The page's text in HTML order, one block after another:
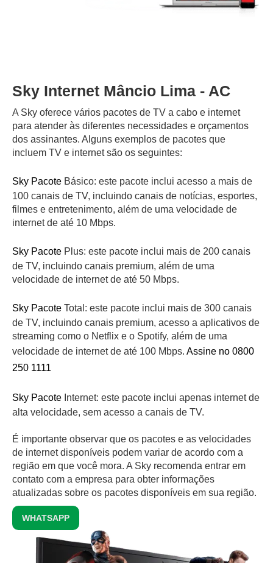
Sky Internet Mâncio Lima - AC
A Sky oferece vários pacotes de TV a cabo e internet
para atender às diferentes necessidades e orçamentos
dos assinantes. Alguns exemplos de pacotes que
incluem TV e internet são os seguintes:
Sky Pacote Básico: este pacote inclui acesso a mais de
100 canais de TV, incluindo canais de notícias, esportes,
filmes e entretenimento, além de uma velocidade de
internet de até 10 Mbps.
Sky Pacote Plus: este pacote inclui mais de 200 canais
de TV, incluindo canais premium, além de uma
velocidade de internet de até 50 Mbps.
Sky Pacote Total: este pacote inclui mais de 300 canais
de TV, incluindo canais premium, acesso a aplicativos de
streaming como o Netflix e o Spotify, além de uma
velocidade de internet de até 100 Mbps. Assine no 0800
250 1111
Sky Pacote Internet: este pacote inclui apenas internet de
alta velocidade, sem acesso a canais de TV.
É importante observar que os pacotes e as velocidades
de internet disponíveis podem variar de acordo com a
região em que você mora. A Sky recomenda entrar em
contato com a empresa para obter informações
atualizadas sobre os pacotes disponíveis em sua região.
WHATSAPP